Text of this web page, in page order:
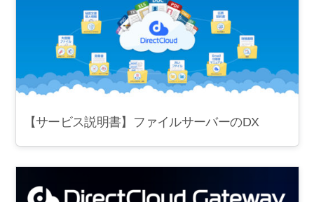
【サービス説明書】ファイルサーバーのDX